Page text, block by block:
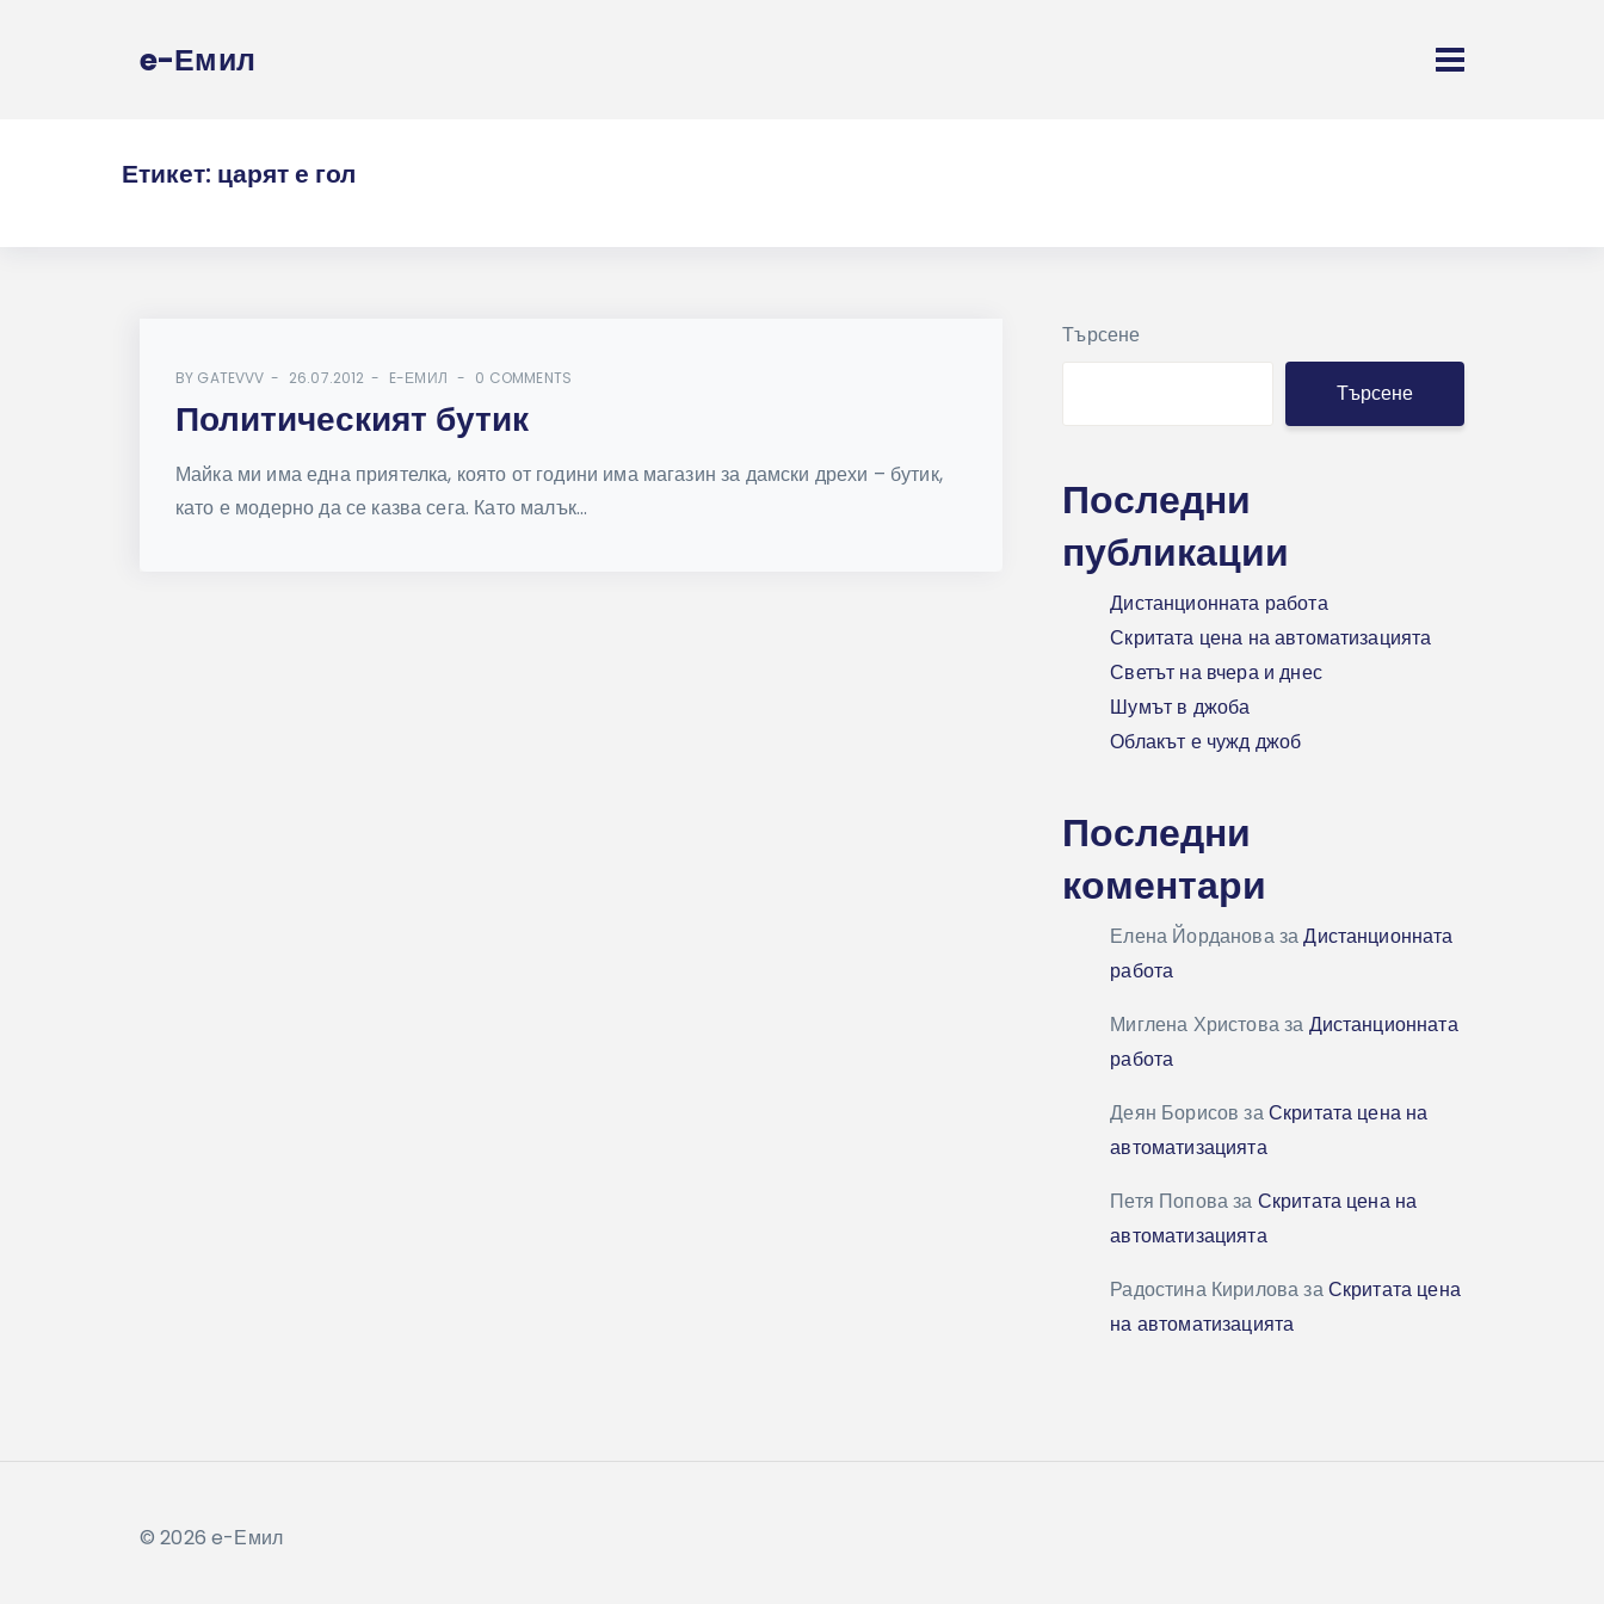
e-Емил
Етикет: царят е гол
BY GATEVVV 26.07.2012 E-ЕМИЛ 0 COMMENTS
Политическият бутик
Майка ми има една приятелка, която от години има магазин за дамски дрехи – бутик,
като е модерно да се казва сега. Като малък...
Търсене
Търсене
Последни
публикации
Дистанционната работа
Скритата цена на автоматизацията
Светът на вчера и днес
Шумът в джоба
Облакът е чужд джоб
Последни
коментари
Елена ЙордановазаДистанционната
работа
Миглена Христоваза Дистанционната
работа
Деян Борисов заСкритата цена на
автоматизацията
Петя Поповаза Скритата цена на
автоматизацията
Радостина КириловазаСкритата цена
на автоматизацията
© 2026 e-Емил